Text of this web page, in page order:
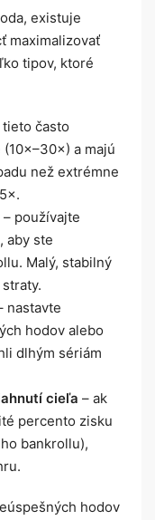
existuje
maximalizovať
tipov, ktoré
tieto často
a majú
než extrémne
– používajte
aby ste
Malý, stabilný
nastavte
hodov alebo
dlhým sériám
cieľa – ak
percento zisku
bankrollu),
hodov